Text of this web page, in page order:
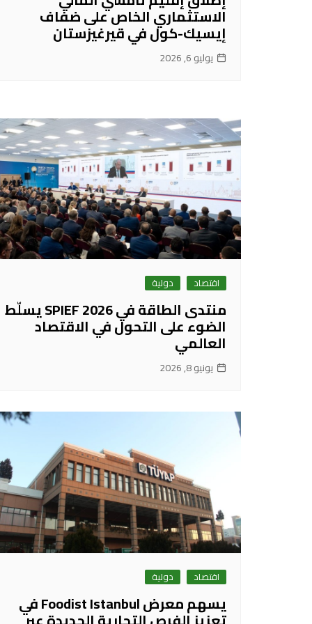
الاستثماري الخاص على ضفاف
إيسيك-كول في قيرغيزستان
يوليو 6, 2026
اقتصاد دولية
منتدى الطاقة في SPIEF 2026 يسلّط
الضوء على التحول في الاقتصاد
العالمي
يونيو 8, 2026
اقتصاد دولية
يسهم معرض Foodist Istanbul في